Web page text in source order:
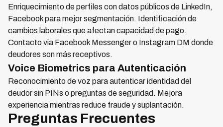
Enriquecimiento de perfiles con datos públicos de LinkedIn,
Facebook para mejor segmentación. Identificación de
cambios laborales que afectan capacidad de pago.
Contacto via Facebook Messenger o Instagram DM donde
deudores son más receptivos.
Voice Biometrics para Autenticación
Reconocimiento de voz para autenticar identidad del
deudor sin PINs o preguntas de seguridad. Mejora
experiencia mientras reduce fraude y suplantación.
Preguntas Frecuentes